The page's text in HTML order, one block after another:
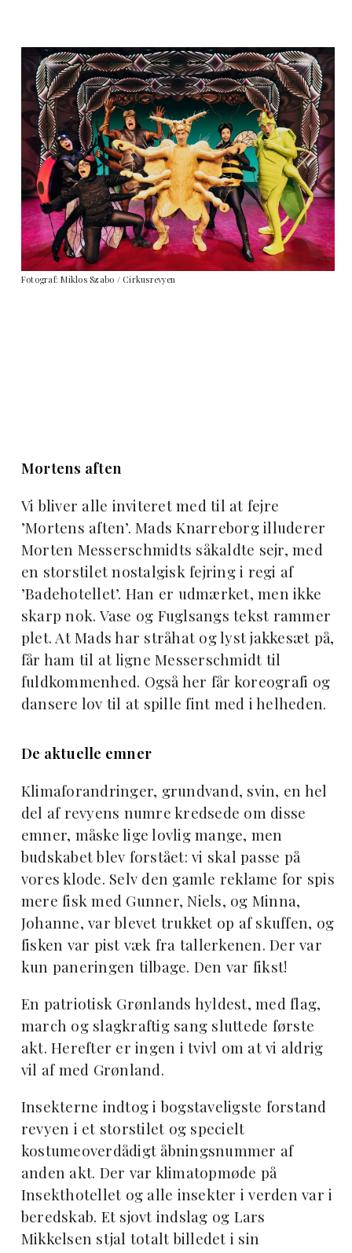
Fotograf: Miklos Szabo / Cirkusrevyen
Mortens aften
Vi bliver alle inviteret med til at fejre
’Mortens aften’. Mads Knarreborg illuderer
Morten Messerschmidts såkaldte sejr, med
en storstilet nostalgisk fejring i regi af
’Badehotellet’. Han er udmærket, men ikke
skarp nok. Vase og Fuglsangs tekst rammer
plet. At Mads har stråhat og lyst jakkesæt på,
får ham til at ligne Messerschmidt til
fuldkommenhed. Også her får koreografi og
dansere lov til at spille fint med i helheden.
De aktuelle emner
Klimaforandringer, grundvand, svin, en hel
del af revyens numre kredsede om disse
emner, måske lige lovlig mange, men
budskabet blev forstået: vi skal passe på
vores klode. Selv den gamle reklame for spis
mere fisk med Gunner, Niels, og Minna,
Johanne, var blevet trukket op af skuffen, og
fisken var pist væk fra tallerkenen. Der var
kun paneringen tilbage. Den var fikst!
En patriotisk Grønlands hyldest, med flag,
march og slagkraftig sang sluttede første
akt. Herefter er ingen i tvivl om at vi aldrig
vil af med Grønland.
Insekterne indtog i bogstaveligste forstand
revyen i et storstilet og specielt
kostumeoverdådigt åbningsnummer af
anden akt. Der var klimatopmøde på
Insekthotellet og alle insekter i verden var i
beredskab. Et sjovt indslag og Lars
Mikkelsen stjal totalt billedet i sin